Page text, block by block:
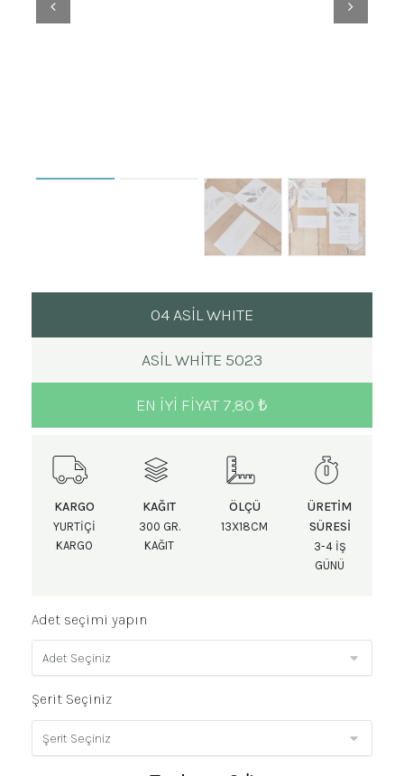
04 ASİL WHITE
ASIL WHITE 5023
EN IYI FIYAT 7,80 ₺
KARGO
YURTIÇI
KARGO
KAĞIT
300 GR.
KAĞIT
ÖLÇÜ
13X18CM
ÜRETIM
SÜRESI
3-4 IŞ
GÜNÜ
Adet seçimi yapın
Şerit Seçiniz